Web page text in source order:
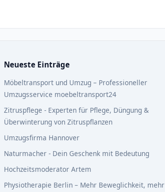
Neueste Einträge
Möbeltransport und Umzug – Professioneller
Umzugsservice moebeltransport24
Zitruspflege - Experten für Pflege, Düngung &
Überwinterung von Zitruspflanzen
Umzugsfirma Hannover
Naturmacher - Dein Geschenk mit Bedeutung
Hochzeitsmoderator Artem
Physiotherapie Berlin – Mehr Beweglichkeit, mehr